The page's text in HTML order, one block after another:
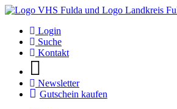
Login
Suche
Kontakt
Newsletter
Gutschein kaufen